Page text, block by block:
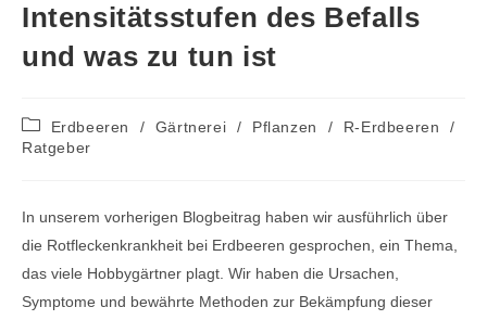
Intensitätsstufen des Befalls
und was zu tun ist
Beitrags-
Kategorie:
Erdbeeren / Gärtnerei / Pflanzen / R-Erdbeeren
/
Ratgeber
In unserem vorherigen Blogbeitrag haben wir ausführlich über
die Rotfleckenkrankheit bei Erdbeeren gesprochen, ein Thema,
das viele Hobbygärtner plagt. Wir haben die Ursachen,
Symptome und bewährte Methoden zur Bekämpfung dieser